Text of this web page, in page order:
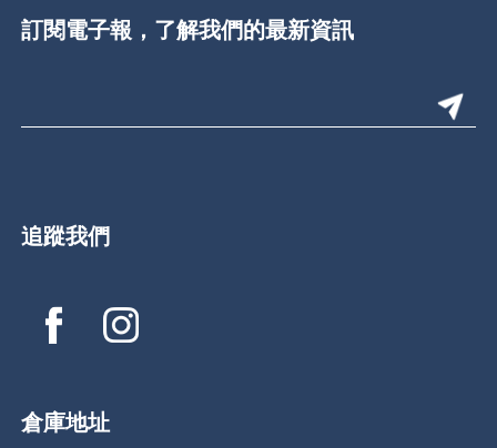
訂閱電子報，了解我們的最新資訊
追蹤我們
倉庫地址